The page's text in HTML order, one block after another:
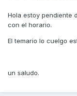
Hola estoy pendiente
con el horario.
El temario lo cuelgo
un saludo.